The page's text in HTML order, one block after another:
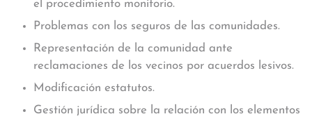
el procedimiento monitorio.
Problemas con los seguros de las comunidades.
Representación de la comunidad ante
reclamaciones de los vecinos por acuerdos lesivos.
Modificación estatutos.
Gestión jurídica sobre la relación con los elementos